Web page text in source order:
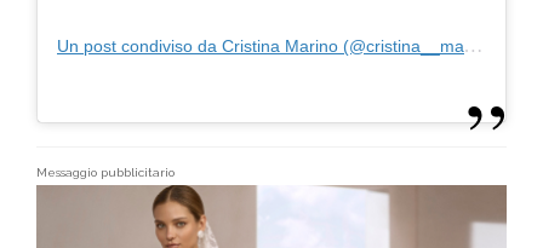
Un post condiviso da Cristina Marino (@cristina__marino)
Messaggio pubblicitario